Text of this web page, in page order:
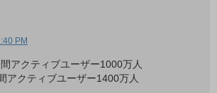
PM
アクティブユーザー1000万人
アクティブユーザー1400万人